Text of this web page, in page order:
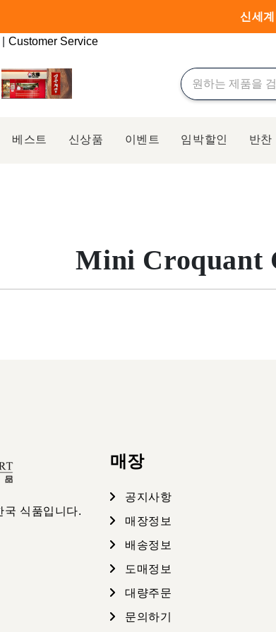
신세
신상
Customer Service
베스트 신상품 이벤트 임박할인 반찬
Mini Croquant
국 식품입니다.
매장
공지사항
매장정보
배송정보
도매정보
대량주문
문의하기